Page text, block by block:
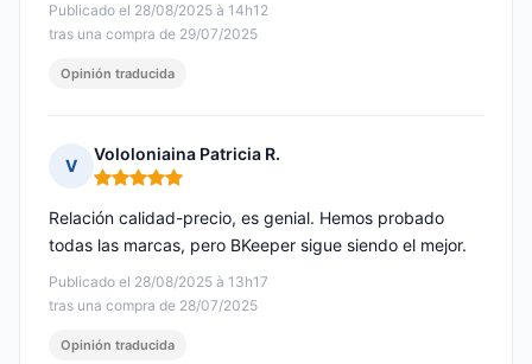
Publicado el 28/08/2025 à 14h12
tras una compra de 29/07/2025
Opinión traducida
V
Vololoniaina Patricia R.
Nota: 5 de 5
Publicado el 28/08/2025 à 13h17
tras una compra de 28/07/2025
Relación calidad-precio, es genial. Hemos probado
todas las marcas, pero BKeeper sigue siendo el mejor.
Opinión traducida